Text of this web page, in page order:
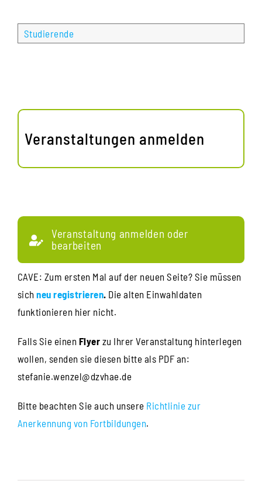
Studierende
Veranstaltungen anmelden
Veranstaltung anmelden oder
bearbeiten
CAVE: Zum ersten Mal auf der neuen Seite? Sie müssen
sichneu registrieren. Die alten Einwahldaten
funktionieren hier nicht.
Falls Sie einen Flyer zu Ihrer Veranstaltung hinterlegen
wollen, senden sie diesen bitte als PDF an:
stefanie.wenzel@dzvhae.de
Bitte beachten Sie auch unsere Richtlinie zur
Anerkennung von Fortbildungen.